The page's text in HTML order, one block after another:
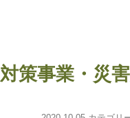
策事業・災